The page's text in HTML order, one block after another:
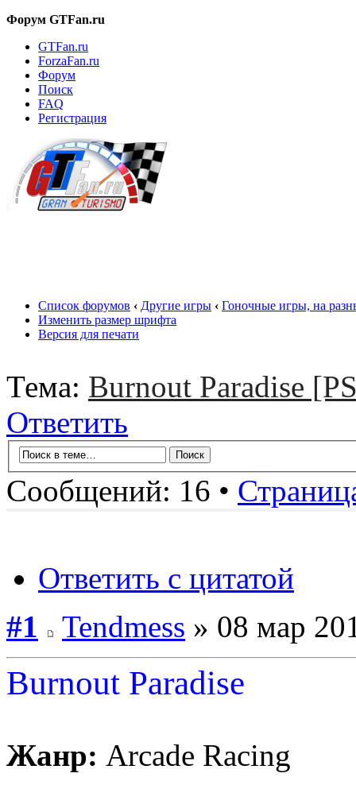
Форум GTFan.ru
GTFan.ru
ForzaFan.ru
Форум
Поиск
FAQ
Регистрация
Список форумов ‹ Другие игры ‹ Гоночные игры, на
Изменить размер шрифта
Версия для печати
Тема: Burnout Paradise
Ответить
Сообщений: 16 •
Ответить с цитатой
#1
Tendmess » 08 мар
Burnout Paradise
Жанр: Arcade Racing